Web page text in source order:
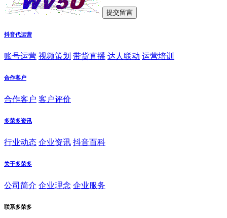
抖音代运营
账号运营 视频策划 带货直播 达人联动 运营培训
合作客户
合作客户 客户评价
多荣多资讯
行业动态 企业资讯 抖音百科
关于多荣多
公司简介 企业理念 企业服务
联系多荣多